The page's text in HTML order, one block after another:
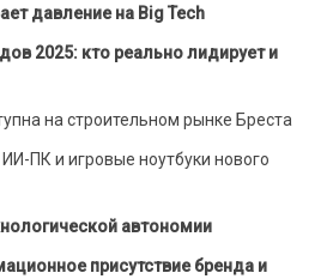
давление на Big Tech
2025: кто реально лидирует и
на строительном рынке Бреста
ПК и игровые ноутбуки нового
автономии
присутствие бренда и